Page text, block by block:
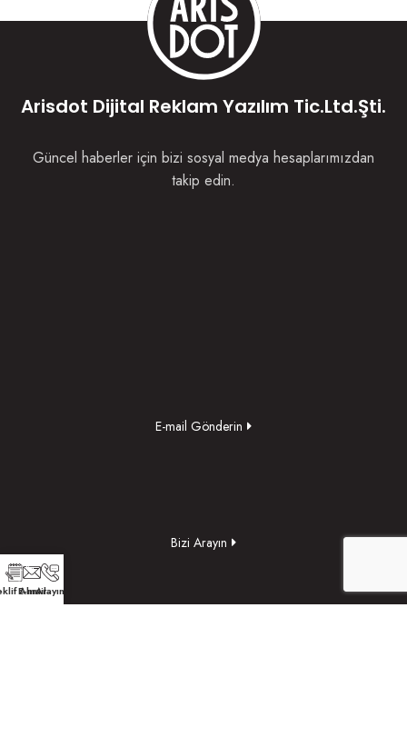
Arisdot Dijital Reklam Yazılım Tic.Ltd.Şti.
Güncel haberler için bizi sosyal medya hesaplarımızdan
takip edin.
E-mail Gönderin
Bizi Arayın
Alın
E-mailArayın